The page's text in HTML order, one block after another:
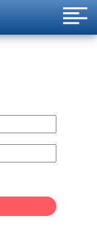
bitte ein